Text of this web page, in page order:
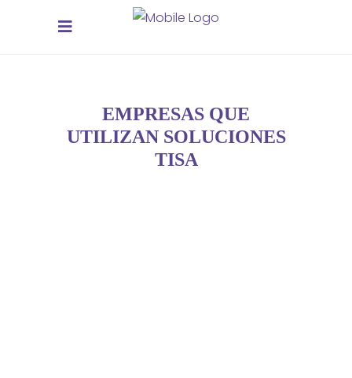
EMPRESAS QUE
UTILIZAN SOLUCIONES
TISA